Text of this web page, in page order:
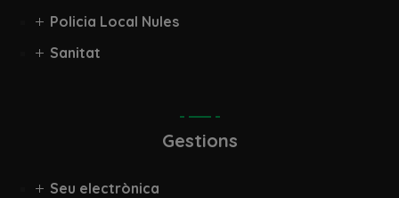
Policia Local Nules
Sanitat
Gestions
Seu electrònica